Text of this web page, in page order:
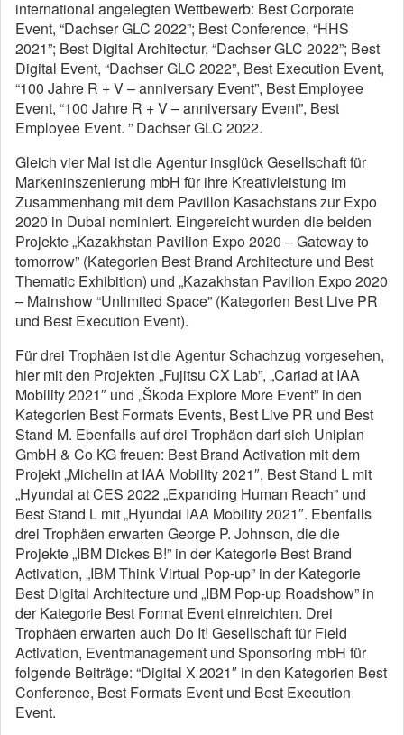
international angelegten Wettbewerb: Best Corporate
Event, “Dachser GLC 2022”; Best Conference, “HHS
2021”; Best Digital Architectur, “Dachser GLC 2022”; Best
Digital Event, “Dachser GLC 2022”, Best Execution Event,
“100 Jahre R + V – anniversary Event”, Best Employee
Event, “100 Jahre R + V – anniversary Event”, Best
Employee Event. ” Dachser GLC 2022.
Gleich vier Mal ist die Agentur insglück Gesellschaft für
Markeninszenierung mbH für ihre Kreativleistung im
Zusammenhang mit dem Pavillon Kasachstans zur Expo
2020 in Dubai nominiert. Eingereicht wurden die beiden
Projekte „Kazakhstan Pavilion Expo 2020 – Gateway to
tomorrow” (Kategorien Best Brand Architecture und Best
Thematic Exhibition) und „Kazakhstan Pavilion Expo 2020
– Mainshow “Unlimited Space” (Kategorien Best Live PR
und Best Execution Event).
Für drei Trophäen ist die Agentur Schachzug vorgesehen,
hier mit den Projekten „Fujitsu CX Lab”, „Cariad at IAA
Mobility 2021″ und „Škoda Explore More Event” in den
Kategorien Best Formats Events, Best Live PR und Best
Stand M. Ebenfalls auf drei Trophäen darf sich Uniplan
GmbH & Co KG freuen: Best Brand Activation mit dem
Projekt „Michelin at IAA Mobility 2021″, Best Stand L mit
„Hyundai at CES 2022 „Expanding Human Reach” und
Best Stand L mit „Hyundai IAA Mobility 2021″. Ebenfalls
drei Trophäen erwarten George P. Johnson, die die
Projekte „IBM Dickes B!” in der Kategorie Best Brand
Activation, „IBM Think Virtual Pop-up” in der Kategorie
Best Digital Architecture und „IBM Pop-up Roadshow” in
der Kategorie Best Format Event einreichten. Drei
Trophäen erwarten auch Do It! Gesellschaft für Field
Activation, Eventmanagement und Sponsoring mbH für
folgende Beiträge: “Digital X 2021″ in den Kategorien Best
Conference, Best Formats Event und Best Execution
Event.